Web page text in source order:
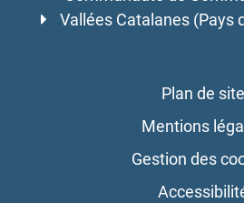
Vallées Catalanes (Pays
Plan de site
Mentions
Gestion des